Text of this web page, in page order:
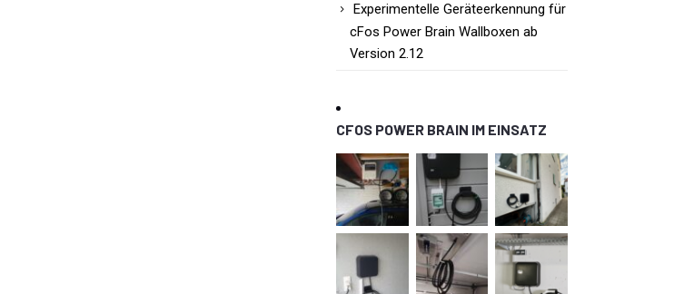
Experimentelle Geräteerkennung für
cFos Power Brain Wallboxen ab
Version 2.12
CFOS POWER BRAIN IM EINSATZ